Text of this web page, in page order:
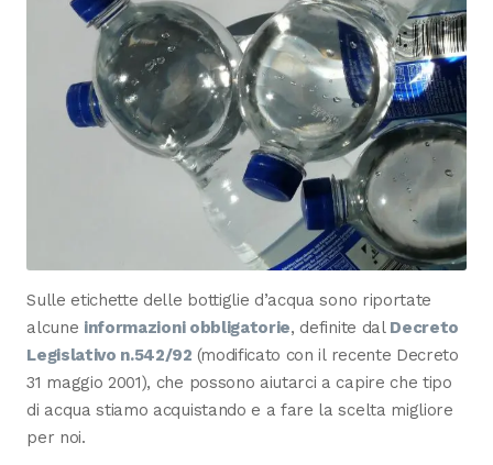
Sulle etichette delle bottiglie d’acqua sono riportate
alcune informazioni obbligatorie, definite dal Decreto
Legislativo n.542/92 (modificato con il recente Decreto
31 maggio 2001), che possono aiutarci a capire che tipo
di acqua stiamo acquistando e a fare la scelta migliore
per noi.